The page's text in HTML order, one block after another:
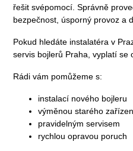
řešit svépomocí. Správně
bezpečnost, úsporný provoz a
Pokud hledáte instalatéra v
servis bojlerů Praha, vyplatí se
Rádi vám pomůžeme s:
instalací nového bojleru
výměnou starého
pravidelným servisem
rychlou opravou poruch